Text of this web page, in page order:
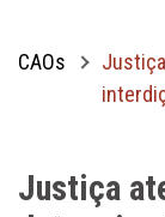
CAOs
Justiça